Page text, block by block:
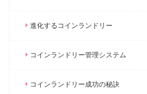
進化するコインランドリー
コインランドリー管理システム
コインランドリー成功の秘訣